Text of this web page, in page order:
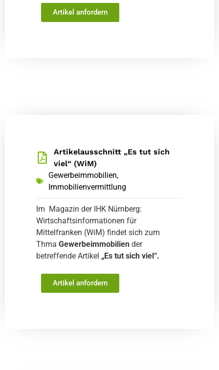
Artikel anfordern
Artikelausschnitt „Es tut sich
viel“ (WiM)
Gewerbeimmobilien,
Immobilienvermittlung
Im Magazin der IHK Nürnberg:
Wirtschaftsinformationen für
Mittelfranken (WiM) findet sich zum
Thma Gewerbeimmobilien der
betreffende Artikel „Es tut sich viel“.
Artikel anfordern